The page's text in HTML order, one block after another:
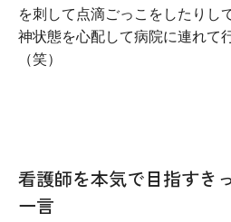
を刺して点滴ごっこをしたりし
神状態を心配して病院に連れて
（笑）
看護師を本気で目指すき
一言